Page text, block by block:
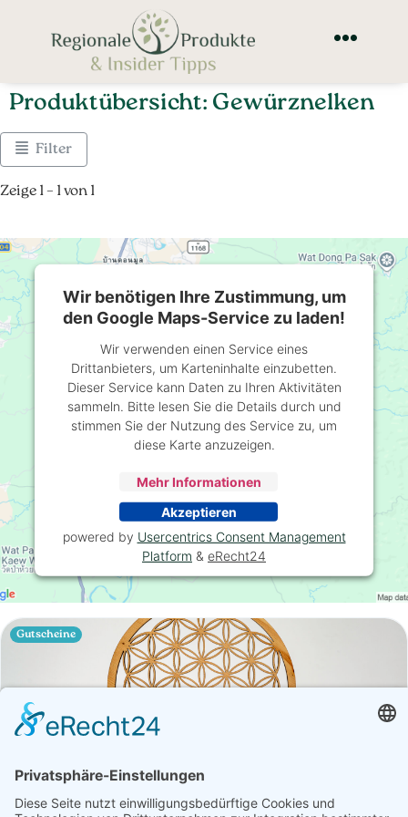
Produktübersicht: Gewürznelken
Filter
Zeige 1 – 1 von 1
Gutscheine
Wir benötigen Ihre Zustimmung, um
den Google Maps-Service zu laden!
Wir verwenden einen Service eines
Drittanbieters, um Karteninhalte einzubetten.
Dieser Service kann Daten zu Ihren Aktivitäten
sammeln. Bitte lesen Sie die Details durch und
stimmen Sie der Nutzung des Service zu, um
diese Karte anzuzeigen.
Mehr Informationen
Akzeptieren
powered by Usercentrics Consent Management
Platform & eRecht24